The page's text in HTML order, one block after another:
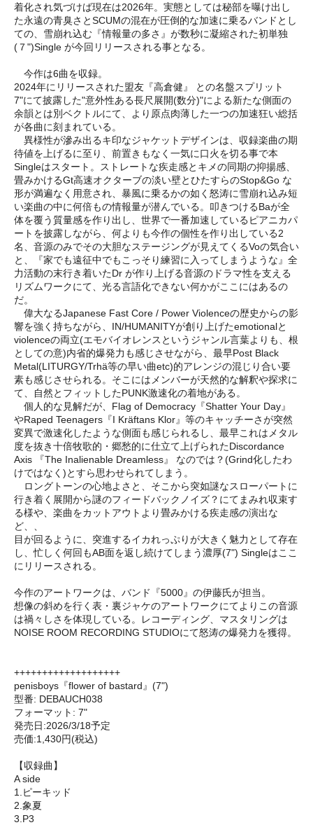
着化され気づけば現在は2026年。実態としては秘部を曝け出し
た永遠の青臭さとSCUMの混在が圧倒的な加速に乗るバンドとし
ての、雪崩れ込む『情報量の多さ』が数秒に凝縮された初単独
(７")Single が今回リリースされる事となる。
今作は6曲を収録。
2024年にリリースされた盟友『高倉健』 との名盤スプリット
7"にて披露した"意外性ある長尺展開(数分)"による新たな側面の
余韻とは別ベクトルにて、より原点肉薄した一つの加速狂い総括
が各曲に刻まれている。
異様性が滲み出るキ印なジャケットデザインは、収録楽曲の期
待値を上げるに至り、前置きもなく一気に口火を切る事で本
Singleはスタート。ストレートな疾走感とキメの同期の抑揚感、
畳みかけるGt高速オクターブの淡い壁とひたすらのStop&Go な
形が満遍なく用意され、暴風に乗るかの如く怒涛に雪崩れ込み短
い楽曲の中に何倍もの情報量が潜んでいる。叩きつけるBaが全
体を覆う質量感を作り出し、世界で一番加速しているピアニカパ
ートを披露しながら、何よりも今作の個性を作り出している2
名、音源のみでその大胆なステージングが見えてくるVoの気合い
と、『家でも遠征中でもこっそり練習に入ってしまうような』全
力活動の末行き着いたDr が作り上げる音源のドラマ性を支える
リズムワークにて、光る言語化できない何かがここにはあるの
だ。
偉大なるJapanese Fast Core / Power Violenceの歴史からの影
響を強く持ちながら、IN/HUMANITYが創り上げたemotionalと
violenceの両立(エモバイオレンスというジャンル言葉よりも、根
としての意)内省的爆発力も感じさせながら、最早Post Black
Metal(LITURGY/Trhä等の早い曲etc)的アレンジの混じり合い要
素も感じさせられる。そこにはメンバーが天然的な解釈や探求に
て、自然とフィットしたPUNK激速化の着地がある。
個人的な見解だが、Flag of Democracy『Shatter Your Day』
やRaped Teenagers『I Kräftans Klor』等のキャッチーさが突然
変異で激速化したような側面も感じられるし、最早これはメタル
度を抜き十倍牧歌的・郷愁的に仕立て上げられたDiscordance
Axis 『The Inalienable Dreamless』 なのでは？(Grind化したわ
けではなく)とすら思わせられてしまう。
ロングトーンの心地よさと、そこから突如謎なスローパートに
行き着く展開から謎のフィードバックノイズ？にてまみれ収束す
る様や、楽曲をカットアウトより畳みかける疾走感の演出な
ど、、
目が回るように、突進するイカれっぷりが大きく魅力として存在
し、忙しく何回もAB面を返し続けてしまう濃厚(7") Singleはここ
にリリースされる。
今作のアートワークは、バンド『5000』の伊藤氏が担当。
想像の斜めを行く表・裏ジャケのアートワークにてよりこの音源
は禍々しさを体現している。レコーディング、マスタリングは
NOISE ROOM RECORDING STUDIOにて怒涛の爆発力を獲得。
+++++++++++++++++++
penisboys『flower of bastard​』(7")
型番: DEBAUCH038
フォーマット: 7"
発売日:2026/3/18予定
売価:1,430円(税込)
【収録曲】
A side
1.ピーキッド
2.象夏
3.P3